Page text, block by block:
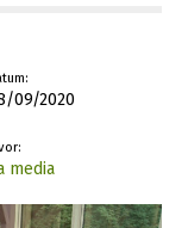
09/2020
media